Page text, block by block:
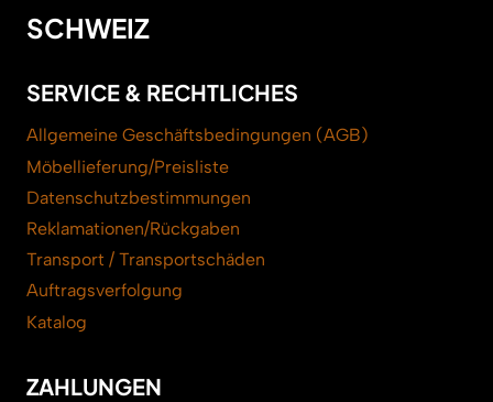
SCHWEIZ
SERVICE & RECHTLICHES
Allgemeine Geschäftsbedingungen (AGB)
Möbellieferung/Preisliste
Datenschutzbestimmungen
Reklamationen/Rückgaben
Transport / Transportschäden
Auftragsverfolgung
Katalog
ZAHLUNGEN